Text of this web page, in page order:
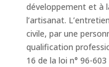
développement et à
l’artisanat.
civile, par une
qualification
16 de la loi n° 96-